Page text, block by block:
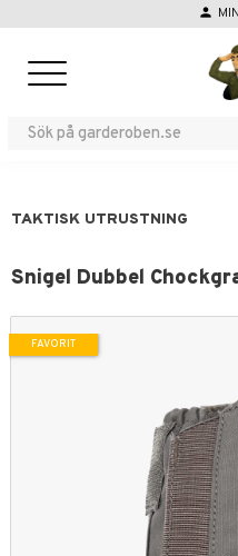
person
TAKTISK UTRUSTNING
Snigel Dubbel
FAVORIT